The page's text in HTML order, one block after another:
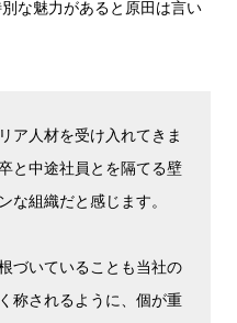
な魅力があると原田は言い
ア人材を受け入れてきま
と中途社員とを隔てる壁
な組織だと感じます。
づいていることも当社の
称されるように、個が重